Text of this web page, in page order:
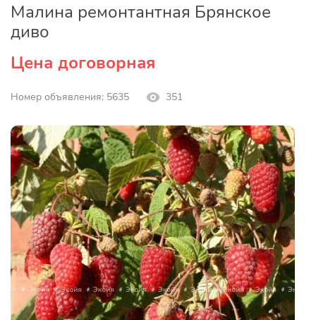
Малина ремонтантная Брянское
диво
Цена договорная
Номер объявления: 5635 351